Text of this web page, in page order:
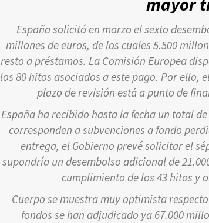
España solicitó en marzo el sexto
millones de euros, de los cuales 5.500
resto a préstamos. La Comisión Europea
los 80 hitos asociados a este pago. Por ello,
plazo de revisión está a punto de
España ha recibido hasta la fecha un total
corresponden a subvenciones a fondo
entrega, el Gobierno prevé solicitar el
supondría un desembolso adicional de
cumplimiento de los 43 hitos y
Cuerpo se muestra muy optimista
fondos se han adjudicado ya 67.000